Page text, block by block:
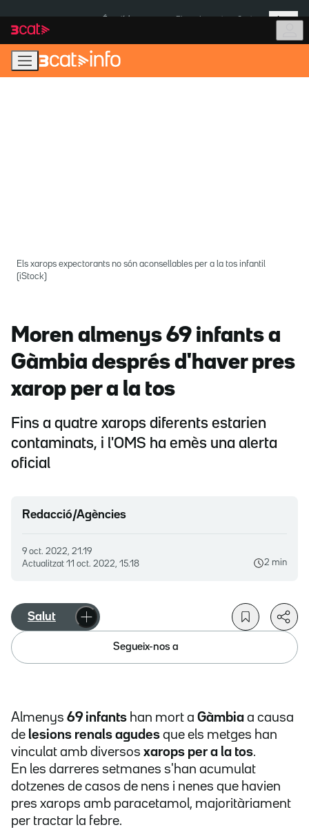
navegació
principal
contingut
Més
Els xarops expectorants no són aconsellables per a la tos infantil
(iStock)
Moren almenys 69 infants a
Gàmbia després d'haver pres
xarop per a la tos
Fins a quatre xarops diferents estarien
contaminats, i l'OMS ha emès una alerta
oficial
Redacció/Agències
9 oct. 2022, 21.19
Actualitzat 11 oct. 2022, 15.18 2 min
Salut
Segueix-nos a
Almenys 69 infants han mort a Gàmbia a causa
de lesions renals agudes que els metges han
vinculat amb diversos xarops per a la tos.
En les darreres setmanes s'han acumulat
dotzenes de casos de nens i nenes que havien
pres xarops amb paracetamol, majoritàriament
per tractar la febre.